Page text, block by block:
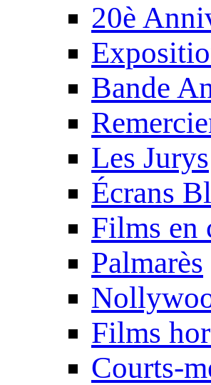
20è
Bande
Les Jurys
Écrans
Films en
Palmarès
Films
Courts-